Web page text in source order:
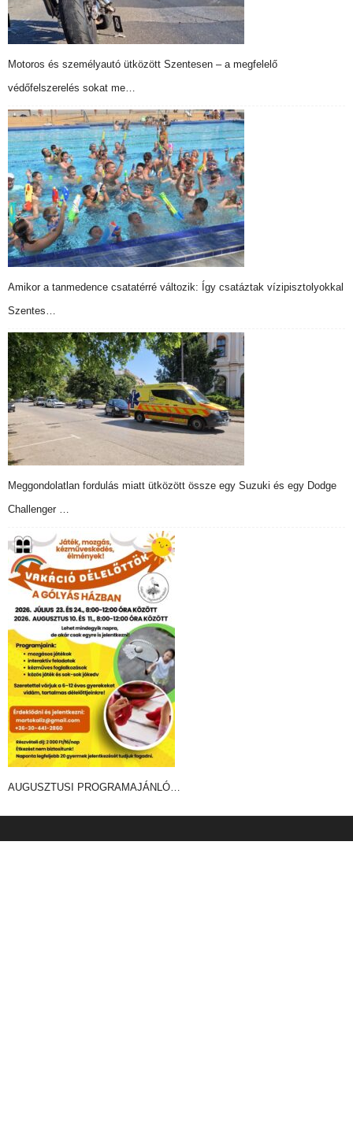
Motoros és személyautó ütközött Szentesen – a megfelelő
védőfelszerelés sokat me…
Amikor a tanmedence csatatérré változik: Így csatáztak vízipisztolyokkal
Szentes…
Meggondolatlan fordulás miatt ütközött össze egy Suzuki és egy Dodge
Challenger …
AUGUSZTUSI PROGRAMAJÁNLÓ…